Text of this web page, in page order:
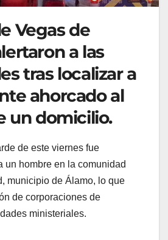
Vegas de
a las
tras localizar a
ahorcado al
un domicilio.
de este viernes fue
un hombre en la comunidad
municipio de Álamo, lo que
de corporaciones de
ministeriales.